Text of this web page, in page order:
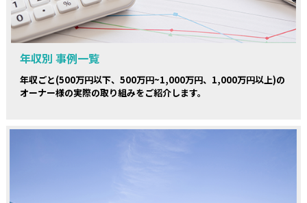
年収別 事例一覧
年収ごと(500万円以下、500万円~1,000万円、1,000万円以上)の
オーナー様の実際の取り組みをご紹介します。